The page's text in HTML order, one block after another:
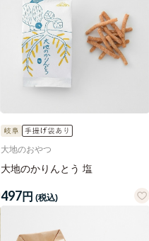
大地のおやつ
大地のかりんとう 塩
497円 (税込)